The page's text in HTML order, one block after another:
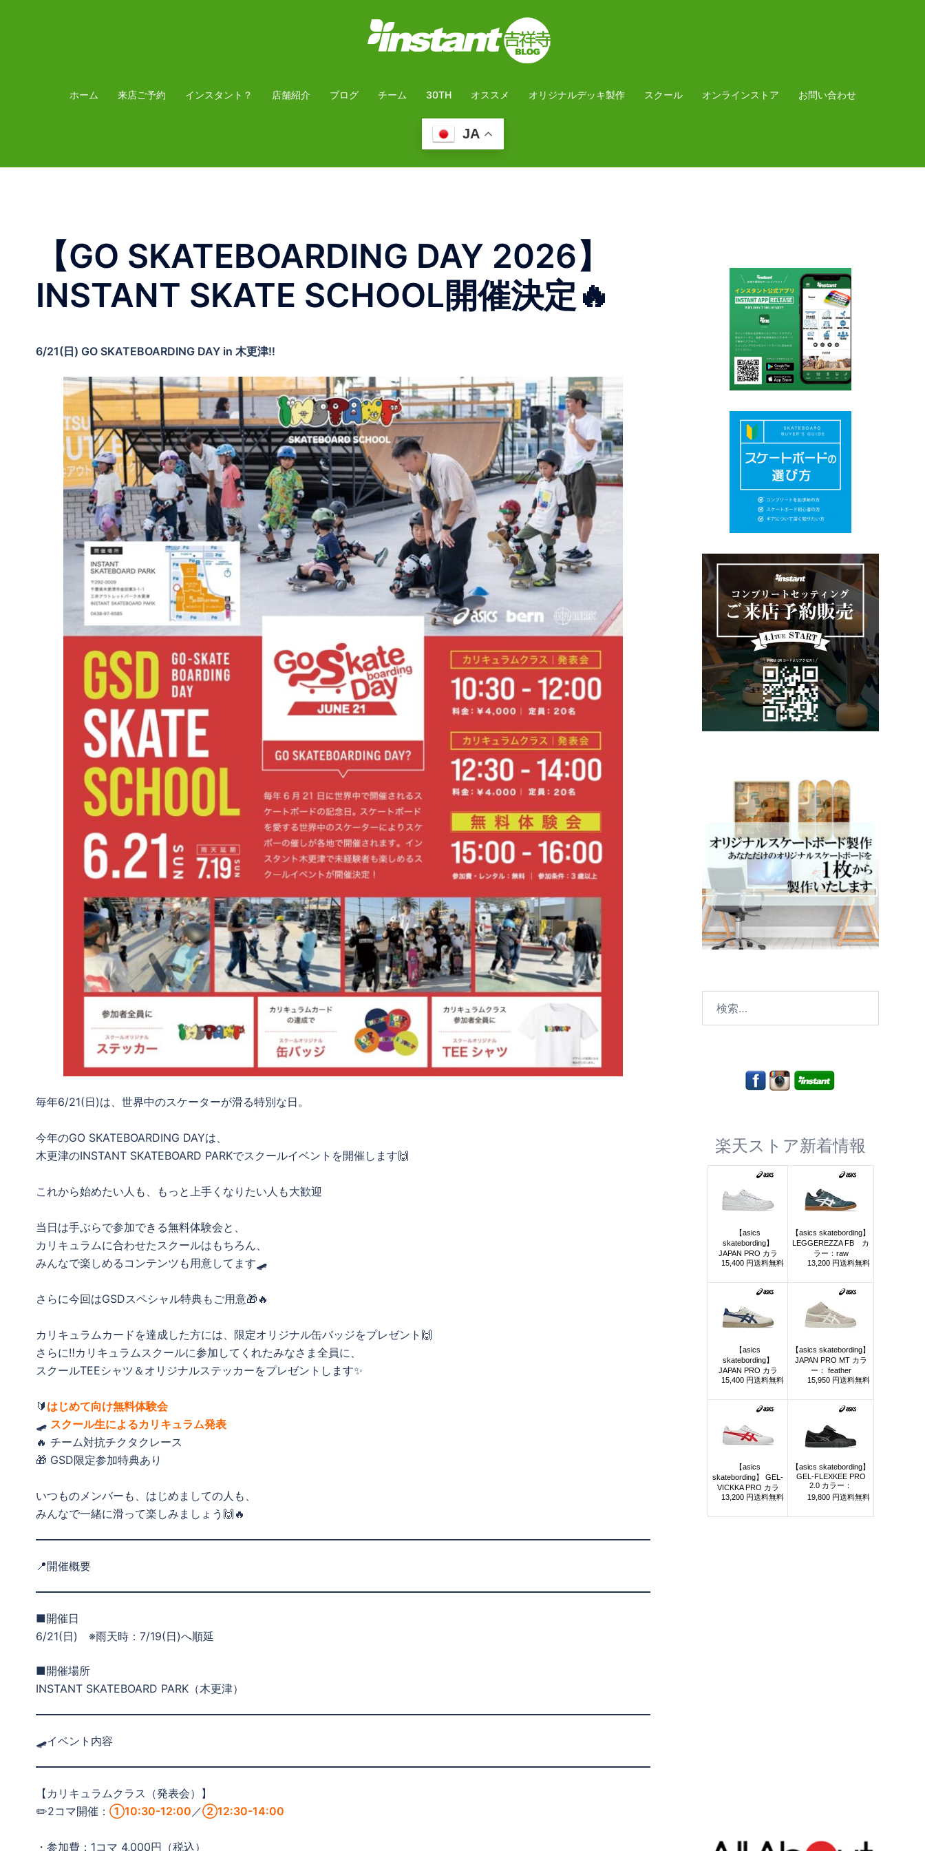
プ
ホーム 来店ご予約 インスタント？ 店舗紹介 ブログ チーム 30TH オススメ オリジナルデッキ製作 スクール オンラインストア お問い合わせ
JA
【GO SKATEBOARDING DAY 2026】
INSTANT SKATE SCHOOL開催決定🔥
6/21(日) GO SKATEBOARDING DAY in 木更津‼️
毎年6/21(日)は、世界中のスケーターが滑る特別な日。
今年のGO SKATEBOARDING DAYは、
木更津のINSTANT SKATEBOARD PARKでスクールイベントを開催します🙌
これから始めたい人も、もっと上手くなりたい人も大歓迎
当日は手ぶらで参加できる無料体験会と、
カリキュラムに合わせたスクールはもちろん、
みんなで楽しめるコンテンツも用意してます🛹
さらに今回はGSDスペシャル特典もご用意🎁🔥
カリキュラムカードを達成した方には、限定オリジナル缶バッジをプレゼント🙌
さらに‼️カリキュラムスクールに参加してくれたみなさま全員に、
スクールTEEシャツ＆オリジナルステッカーをプレゼントします✨
🔰 はじめて向け無料体験会
🛹 スクール生によるカリキュラム発表
🔥 チーム対抗チクタクレース
🎁 GSD限定参加特典あり
いつものメンバーも、はじめましての人も、
みんなで一緒に滑って楽しみましょう🙌🔥
📍開催概要
■開催日
6/21(日) ※雨天時：7/19(日)へ順延
■開催場所
INSTANT SKATEBOARD PARK（木更津）
🛹イベント内容
【カリキュラムクラス（発表会）】
✏️2コマ開催： ①10:30-12:00 ／②12:30-14:00
・参加費：1コマ 4,000円（税込）
楽天ストア新着情報